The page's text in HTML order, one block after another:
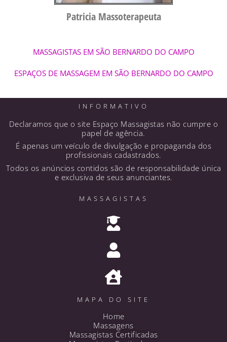
Patricia Massoterapeuta
MASSAGISTAS EM SÃO BERNARDO DO CAMPO
ESPAÇOS DE MASSAGEM EM SÃO BERNARDO DO CAMPO
INFORMATIVO
Declaramos que o site Espaço Massagistas não cumpre o
papel de agência.
É apenas um veículo de divulgação e propaganda dos
profissionais cadastrados.
Todos os anúncios contidos são de responsabilidade única
e exclusiva de seus anunciantes.
MASSAGISTAS
MAPA DO SITE
Home
Massagens
Massagistas Certificadas